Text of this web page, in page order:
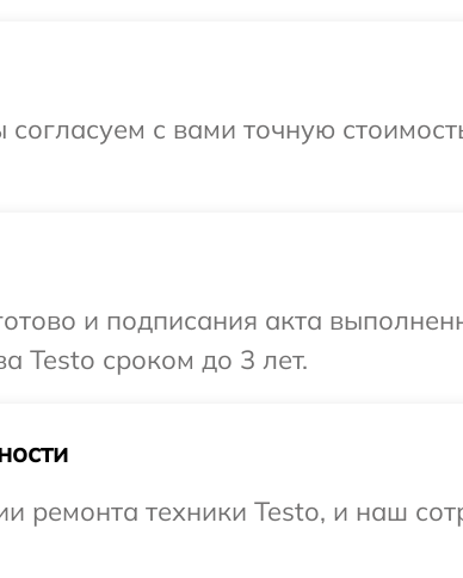
с вами точную
и подписания акта
Testo сроком до 3 лет.
техники Testo, и наш